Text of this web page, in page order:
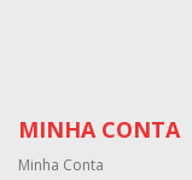
MINHA CONTA
Minha Conta